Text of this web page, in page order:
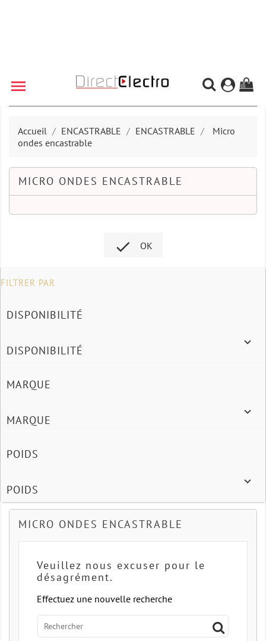
 (0)
Accueil ENCASTRABLE ENCASTRABLE
Micro
ondes encastrable
MICRO ONDES ENCASTRABLE
 OK
FILTRER PAR
DISPONIBILITÉ
DISPONIBILITÉ

MARQUE
MARQUE

POIDS
POIDS

MICRO ONDES ENCASTRABLE
Veuillez nous excuser pour le
désagrément.
Effectuez une nouvelle recherche